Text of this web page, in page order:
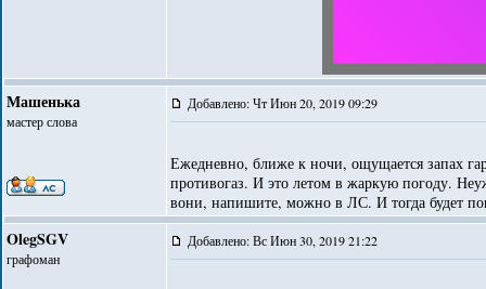
Машенька
мастер слова
Добавлено: Чт Июн 20, 2019 09:29
Ежедневно, ближе к ночи, ощущается запах
противогаз. И это летом в жаркую погоду.
вони, напишите, можно в ЛС. И тогда будет
OlegSGV
графоман
Добавлено: Вс Июн 30, 2019 21:22